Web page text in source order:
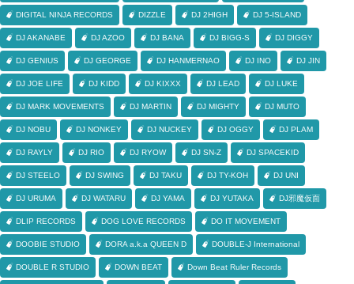
DIGITAL NINJA RECORDS DIZZLE DJ 2HIGH DJ 5-ISLAND
DJ AKANABE DJ AZOO DJ BANA DJ BIGG-S DJ DIGGY
DJ GENIUS DJ GEORGE DJ HANMERNAO DJ INO DJ JIN
DJ JOE LIFE DJ KIDD DJ KIXXX DJ LEAD DJ LUKE
DJ MARK MOVEMENTS DJ MARTIN DJ MIGHTY DJ MUTO
DJ NOBU DJ NONKEY DJ NUCKEY DJ OGGY DJ PLAM
DJ RAYLY DJ RIO DJ RYOW DJ SN-Z DJ SPACEKID
DJ STEELO DJ SWING DJ TAKU DJ TY-KOH DJ UNI
DJ URUMA DJ WATARU DJ YAMA DJ YUTAKA DJ邪魔仮面
DLIP RECORDS DOG LOVE RECORDS DO IT MOVEMENT
DOOBIE STUDIO DORA a.k.a QUEEN D DOUBLE-J International
DOUBLE R STUDIO DOWN BEAT Down Beat Ruler Records